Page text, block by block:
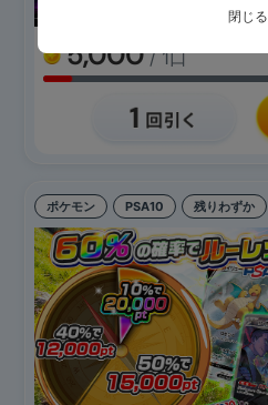
5,000 / 1口
ポケモン PSA10 残りわずか
閉じる